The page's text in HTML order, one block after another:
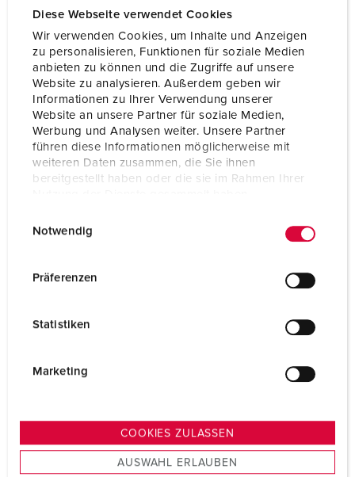
Diese Webseite verwendet Cookies
Wir verwenden Cookies, um Inhalte und Anzeigen
zu personalisieren, Funktionen für soziale Medien
anbieten zu können und die Zugriffe auf unsere
Website zu analysieren. Außerdem geben wir
Informationen zu Ihrer Verwendung unserer
Website an unsere Partner für soziale Medien,
Werbung und Analysen weiter. Unsere Partner
führen diese Informationen möglicherweise mit
weiteren Daten zusammen, die Sie ihnen
bereitgestellt haben oder die sie im Rahmen Ihrer
s
Notwendig
Präferenzen
Statistiken
Marketing
COOKIES ZULASSEN
AUSWAHL ERLAUBEN
Volt 400 V
Anschlusstechnik Schraubkontakt
Kontakt standard
ZUM ARTIKEL